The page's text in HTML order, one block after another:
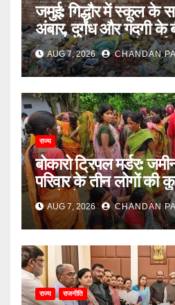
जमुई: गिद्धौर में स्कूल के
अंबार, दुर्गंध और गंदगी के
छात्राएं, प्रशासन से
AUG 7, 2026 CHANDAN
राज्य
बोकारो ट्रिपल मर्डर:
परिवार के तीन लोगों की
इलाके में दहशत
AUG 7, 2026 CHANDAN
राज्य राजनीति